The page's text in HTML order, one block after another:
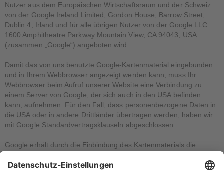
Nutzer aus dem Europäischen Wirtschaftsraum und der Schweiz
von der Google Ireland Limited, Gordon House, Barrow Street,
Dublin 4, Irland und für alle übrigen Nutzer von der Google LLC
1600 Amphitheatre Parkway Mountain View, CA 94043, USA
(zusammen „Google“) angeboten wird.
Damit das von uns benutzte Google-Kartenmaterial eingebunden
und in Ihrem Webbrowser angezeigt werden kann, muss Ihr
Webbrowser beim Aufruf unserer Website eine Verbindung zu
einem Server von Google, der sich auch in den USA befinden
kann, aufnehmen. Für den Fall, dass personenbezogene Daten in
die USA oder in andere Drittländer übertragen werden, haben wir
mit Google Standardvertragsklauseln abgeschlossen.
Google erhält durch die Einbindung des Kartenmaterials die
unserer Website aufgerufen wurde. Wenn Sie den Google-